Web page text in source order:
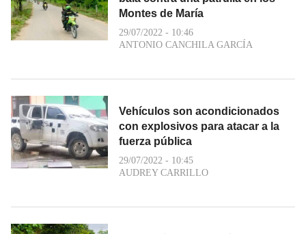
Montes de María
29/07/2022 - 10:46
ANTONIO CANCHILA GARCÍA
Vehículos son acondicionados
con explosivos para atacar a la
fuerza pública
29/07/2022 - 10:45
AUDREY CARRILLO